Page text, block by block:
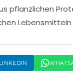
pflanzlichen
LINKEDIN